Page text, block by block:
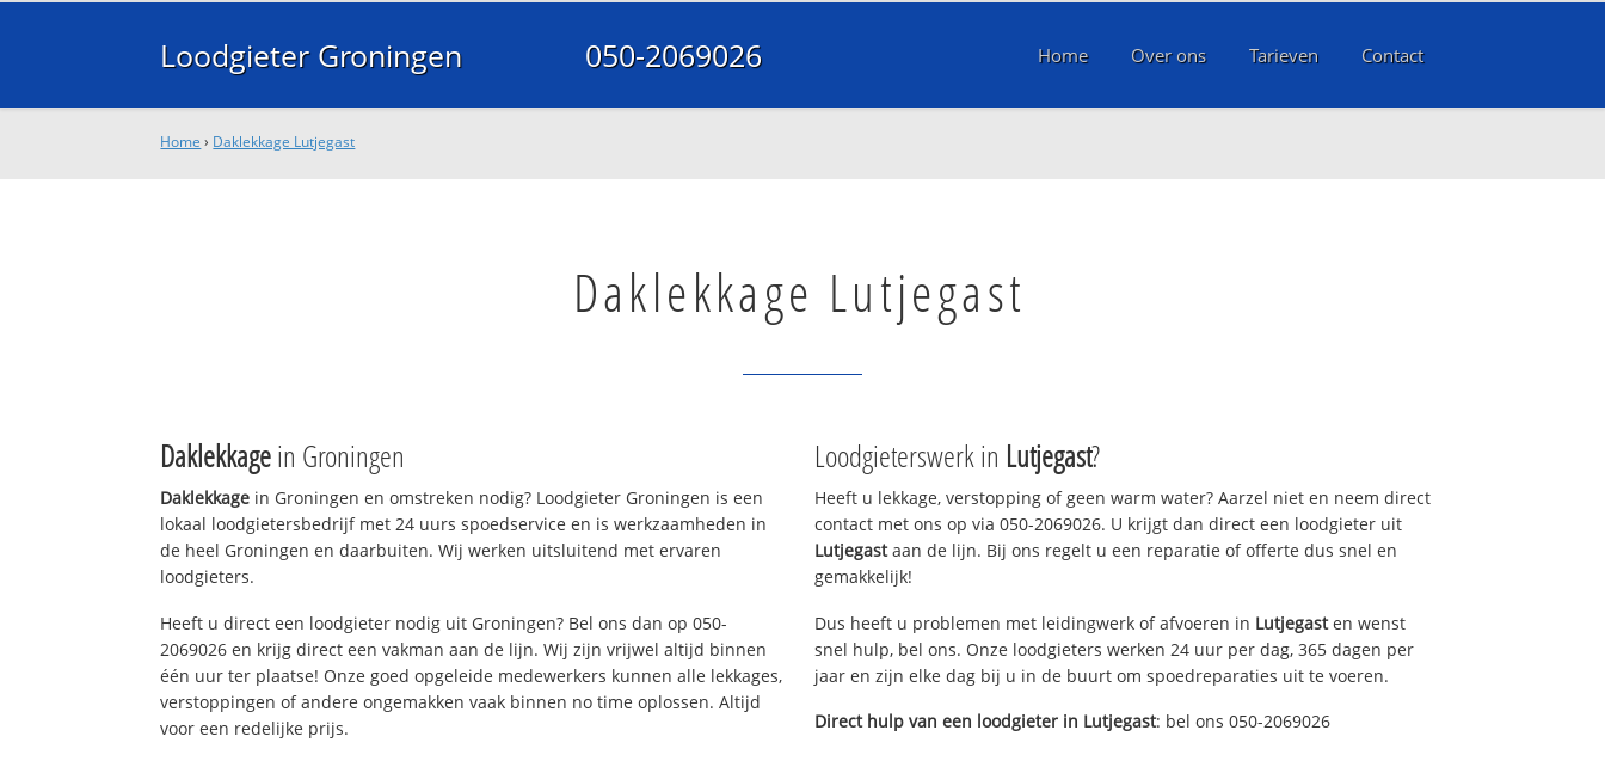
Loodgieter Groningen 050-2069026 Home Over ons Tarieven Contact
Home › Daklekkage Lutjegast
Daklekkage Lutjegast
Daklekkagein Groningen
Daklekkage in Groningen en omstreken nodig? Loodgieter Groningen is een
lokaal loodgietersbedrijf met 24 uurs spoedservice en is werkzaamheden in
de heel Groningen en daarbuiten. Wij werken uitsluitend met ervaren
loodgieters.
Heeft u direct een loodgieter nodig uit Groningen? Bel ons dan op 050-
2069026 en krijg direct een vakman aan de lijn. Wij zijn vrijwel altijd binnen
één uur ter plaatse! Onze goed opgeleide medewerkers kunnen alle lekkages,
verstoppingen of andere ongemakken vaak binnen no time oplossen. Altijd
voor een redelijke prijs.
Loodgieterswerk in Lutjegast?
Heeft u lekkage, verstopping of geen warm water? Aarzel niet en neem direct
contact met ons op via 050-2069026. U krijgt dan direct een loodgieter uit
Lutjegastaan de lijn. Bij ons regelt u een reparatie of offerte dus snel en
gemakkelijk!
Dus heeft u problemen met leidingwerk of afvoeren in Lutjegasten wenst
snel hulp, bel ons. Onze loodgieters werken 24 uur per dag, 365 dagen per
jaar en zijn elke dag bij u in de buurt om spoedreparaties uit te voeren.
Direct hulp van een loodgieter in Lutjegast: bel ons 050-2069026